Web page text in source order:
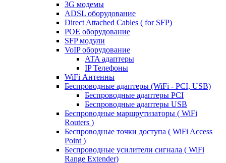
3G модемы
ADSL оборудование
Direct Attached Cables ( for SFP)
POE оборудование
SFP модули
VoIP оборудование
ATA адаптеры
IP Телефоны
WiFi Антенны
Беспроводные адаптеры (WiFi - PCI, USB)
Беспроводные адаптеры PCI
Беспроводные адаптеры USB
Беспроводные маршрутизаторы ( WiFi
Routers )
Беспроводные точки доступа ( WiFi Access
Point )
Беспроводные усилители сигнала ( WiFi
Range Extender)